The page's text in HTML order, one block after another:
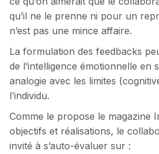
qu’il ne le prenne ni pour un
n’est pas une mince affaire.
La formulation des feedbacks
de l’intelligence émotionnelle en
analogie avec les limites
l’individu.
Comme le propose le magazine
objectifs et réalisations, le
invité à s’auto-évaluer sur :